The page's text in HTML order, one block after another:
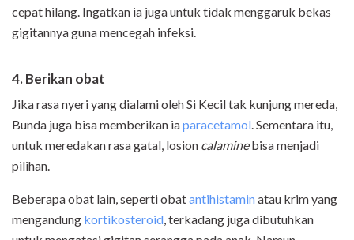
cepat hilang. Ingatkan ia juga untuk tidak menggaruk bekas
gigitannya guna mencegah infeksi.
4. Berikan obat
Jika rasa nyeri yang dialami oleh Si Kecil tak kunjung mereda,
Bunda juga bisa memberikan iaparacetamol. Sementara itu,
untuk meredakan rasa gatal, losion calaminebisa menjadi
pilihan.
Beberapa obat lain, seperti obatantihistaminatau krim yang
mengandung kortikosteroid, terkadang juga dibutuhkan